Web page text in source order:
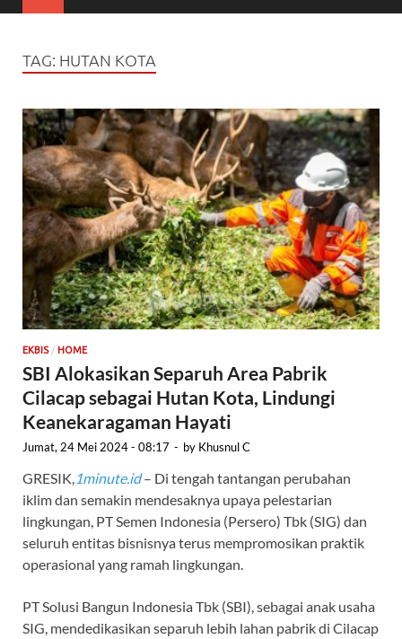
TAG: HUTAN KOTA
EKBIS/ HOME
SBI Alokasikan Separuh Area Pabrik
Cilacap sebagai Hutan Kota, Lindungi
Keanekaragaman Hayati
Jumat, 24 Mei 2024 - 08:17 - by Khusnul C
GRESIK, 1minute.id– Di tengah tantangan perubahan
iklim dan semakin mendesaknya upaya pelestarian
lingkungan, PT Semen Indonesia (Persero) Tbk (SIG) dan
seluruh entitas bisnisnya terus mempromosikan praktik
operasional yang ramah lingkungan.
PT Solusi Bangun Indonesia Tbk (SBI), sebagai anak usaha
SIG, mendedikasikan separuh lebih lahan pabrik di Cilacap